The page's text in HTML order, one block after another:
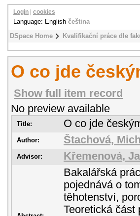
DSpace Home Kvalifikační práce dle
Login cookies
Language: English čeština
O co jde
Show full item record
No preview available
Title: O co jde
Author: Štachová,
Advisor: Křemenová,
Bakalářská
pojednává o
těhotenství,
Teoretická